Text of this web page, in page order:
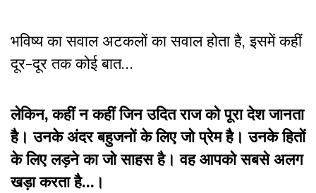
भविष्य का सवाल अटकलों का सवाल होता है, इसमें कहीं
दूर-दूर तक कोई बात…
लेकिन, कहीं न कहीं जिन उदित राज को पूरा देश जानता
है। उनके अंदर बहुजनों के लिए जो प्रेम है। उनके हितों
के लिए लड़ने का जो साहस है। वह आपको सबसे अलग
खड़ा करता है…।